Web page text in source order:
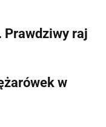
Prawdziwy raj
w